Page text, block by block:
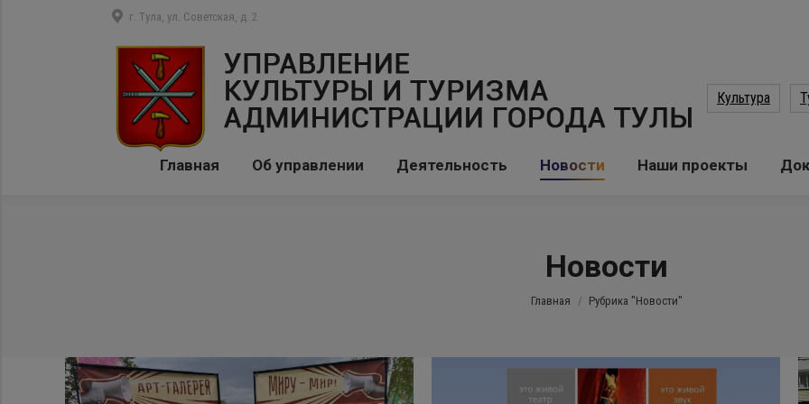
г. Тула, ул. Советская, д. 2
Культура
Главная Об управлении Деятельность Новости Наши проекты
Новости
Вы здесь:
Главная Рубрика "Новости"